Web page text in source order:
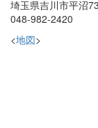
埼玉県吉川市平沼73
048-982-2420
<地図>